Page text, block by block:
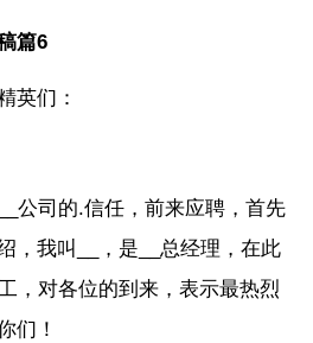
篇6
英们：
公司的.信任，前来应聘，首先
，我叫__，是__总经理，在此
，对各位的到来，表示最热烈
们！